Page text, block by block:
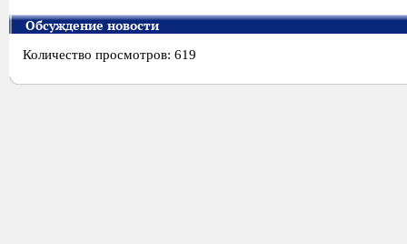
Обсуждение новости
Количество просмотров: 619